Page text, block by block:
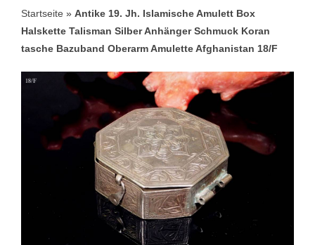
Startseite » Antike 19. Jh. Islamische Amulett Box
Halskette Talisman Silber Anhänger Schmuck Koran
tasche Bazuband Oberarm Amulette Afghanistan 18/F